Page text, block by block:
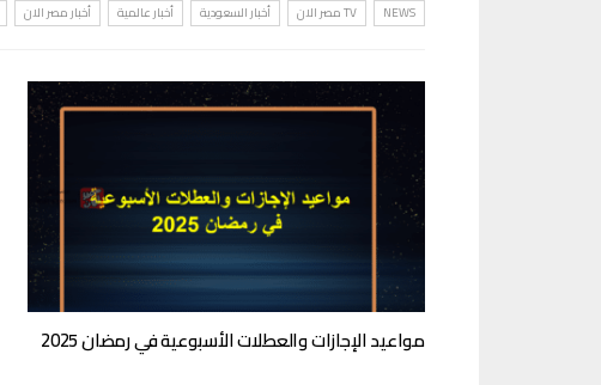
NEWS TV مصر الان أخبار السعودية أخبار عالمية أخبار مصر الان
مواعيد الإجازات والعطلات الأسبوعية في رمضان 2025